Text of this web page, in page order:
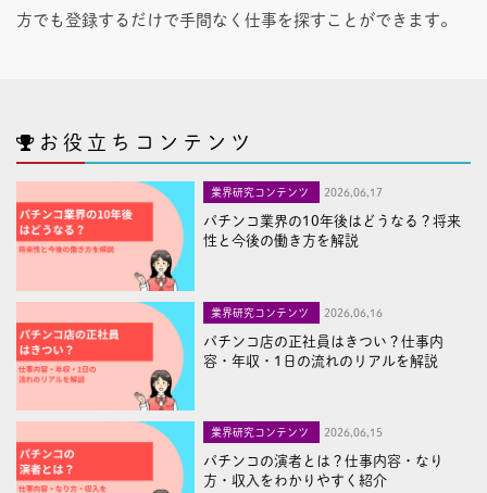
方でも登録するだけで手間なく仕事を探すことができます。
お役立ちコンテンツ
業界研究コンテンツ 2026,06,17
パチンコ業界の10年後はどうなる？将来
性と今後の働き方を解説
業界研究コンテンツ 2026,06,16
パチンコ店の正社員はきつい？仕事内
容・年収・1日の流れのリアルを解説
業界研究コンテンツ 2026,06,15
パチンコの演者とは？仕事内容・なり
方・収入をわかりやすく紹介